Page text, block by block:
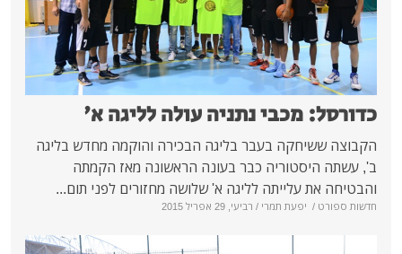
מכבי נתניה עולה לליגה א'
בעבר בליגה הבכירה והוקמה מחדש בליגה
היסטוריה כבר בעונה הראשונה מאז הקמתה
את עלייתה לליגה א' שלושה מחזורים לפני תום...
יפעת תמרי/ רביעי, 29 אפריל 2015